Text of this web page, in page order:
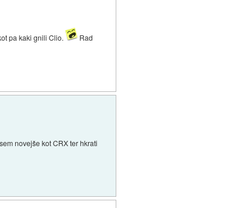
pa kaki gnili Clio.
Rad
novejše kot CRX ter hkrati